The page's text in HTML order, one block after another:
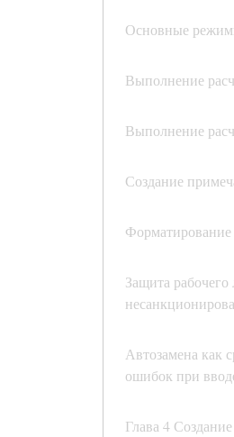
Основные
Выполнение
Выполнение
Создание
Защита рабочего
Автозамена как
ошибок при
Глава 4